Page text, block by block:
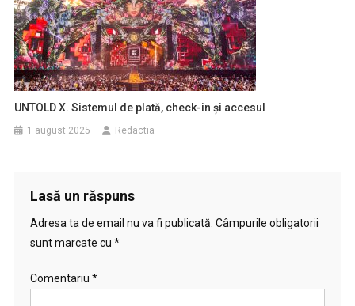
UNTOLD X. Sistemul de plată, check-in și accesul
1 august 2025 Redactia
Lasă un răspuns
Adresa ta de email nu va fi publicată. Câmpurile obligatorii
sunt marcate cu *
Comentariu *